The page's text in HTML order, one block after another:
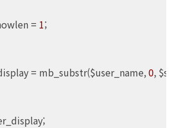
=
1;
= mb_substr($user_name,
0,